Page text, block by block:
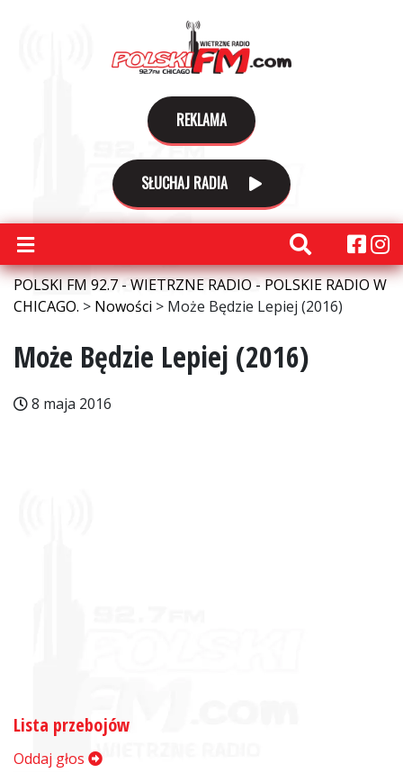
REKLAMA
SŁUCHAJ RADIA
POLSKI FM 92.7 - WIETRZNE RADIO - POLSKIE RADIO W
CHICAGO. > Nowości > Może Będzie Lepiej (2016)
Może Będzie Lepiej (2016)
8 maja 2016
Lista przebojów
Oddaj głos